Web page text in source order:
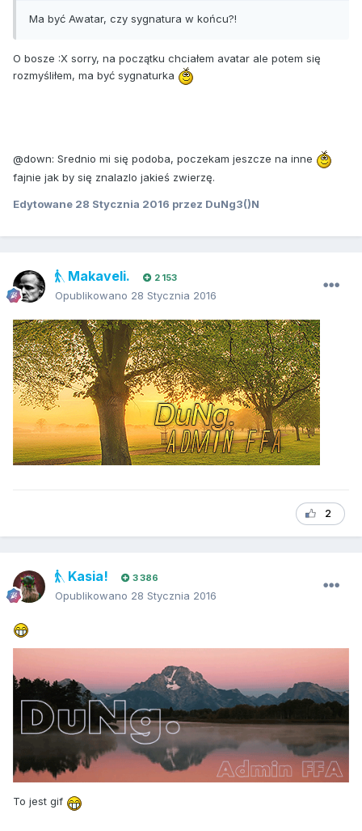
Ma być Awatar, czy sygnatura w końcu?!
O bosze :X sorry, na początku chciałem avatar ale potem się
rozmyśliłem, ma być sygnaturka
@down: Srednio mi się podoba, poczekam jeszcze na inne
fajnie jak by się znalazlo jakieś zwierzę.
Edytowane 28 Stycznia 2016 przez DuNg3()N
Makaveli. 2 153
Opublikowano 28 Stycznia 2016
2
Kasia! 3 386
Opublikowano 28 Stycznia 2016
To jest gif